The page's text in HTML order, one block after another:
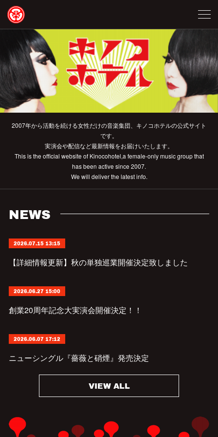
2007年から活動を続ける女性だけの音楽集団、キノコホテルの公式サイト
です。
実演会や配信など最新情報をお届けいたします。
This is the official website of Kinocohotel,a female-only music group that
has been active since 2007.
We will deliver the latest info.
NEWS
2026.07.15 13:15
【詳細情報更新】秋の単独巡業開催決定致しました
2026.06.27 15:00
創業20周年記念大実演会開催決定！！
2026.06.07 17:12
ニューシングル『薔薇と硝煙』発売決定
VIEW ALL